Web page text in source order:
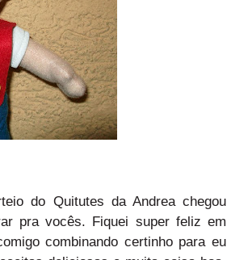
do Quitutes da Andreachegou
pra vocês. Fiquei super feliz em
combinando certinho para eu